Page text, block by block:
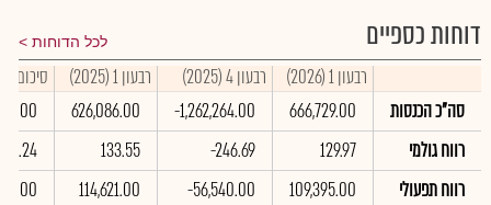
דוחות כספיים לכל הדוחות
רבעון 1 (2026) רבעון 4 (2025) רבעון 1 (2025)
סיכום
סה"כ הכנסות
666,729.00
-1,262,264.00
626,086.00
רווח גולמי
129.97
-246.69
133.55
רווח תפעולי
109,395.00
-56,540.00
114,621.00